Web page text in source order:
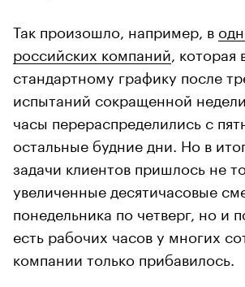
Так произошло, например, в
российских компаний ,
стандартному графику после
испытаний сокращенной
часы перераспределились с
остальные будние дни. Но в
задачи клиентов пришлось не
увеличенные десятичасовые
понедельника по четверг, но и
есть рабочих часов у многих
компании только прибавилось.